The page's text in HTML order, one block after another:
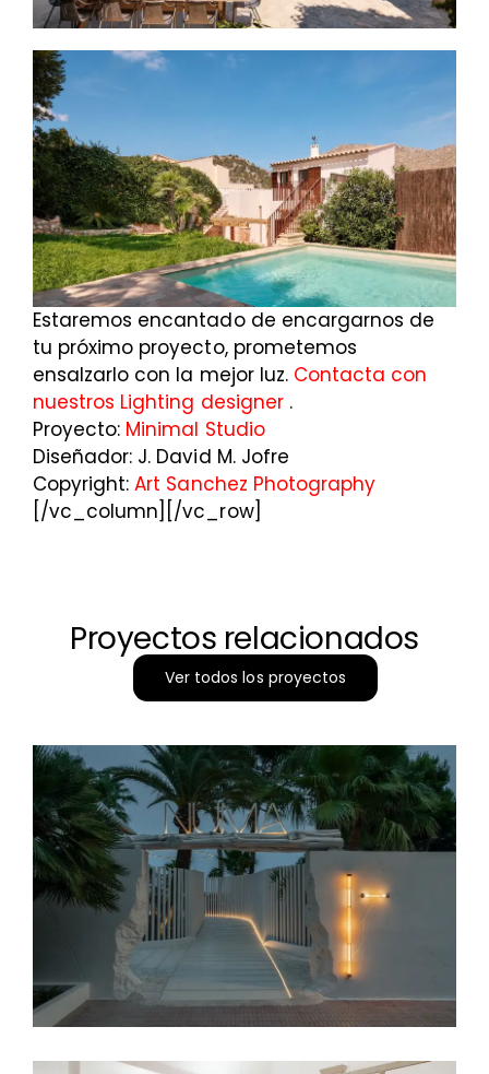
Estaremos encantado de encargarnos de
tu próximo proyecto, prometemos
ensalzarlo con la mejor luz. Contacta con
nuestros Lighting designer .
Proyecto: Minimal Studio
Diseñador: J. David M. Jofre
Copyright:Art Sanchez Photography
[/vc_column][/vc_row]
Proyectos relacionados
Ver todos los proyectos
Numa Beach, un proyecto
de Minimal Studio premiado
en Built Design Awards